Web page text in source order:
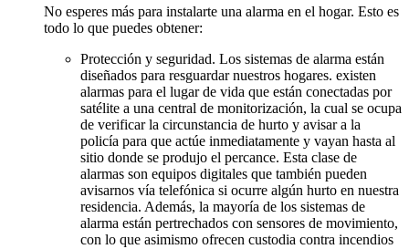
No esperes más para instalarte una alarma en el hogar. Esto es
todo lo que puedes obtener:
Protección y seguridad. Los sistemas de alarma están
diseñados para resguardar nuestros hogares. existen
alarmas para el lugar de vida que están conectadas por
satélite a una central de monitorización, la cual se ocupa
de verificar la circunstancia de hurto y avisar a la
policía para que actúe inmediatamente y vayan hasta al
sitio donde se produjo el percance. Esta clase de
alarmas son equipos digitales que también pueden
avisarnos vía telefónica si ocurre algún hurto en nuestra
residencia. Además, la mayoría de los sistemas de
alarma están pertrechados con sensores de movimiento,
con lo que asimismo ofrecen custodia contra incendios